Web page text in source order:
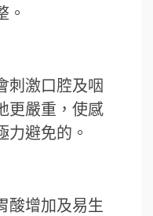
。
刺激口腔及咽
更嚴重，使感
力避免的。
酸增加及易生